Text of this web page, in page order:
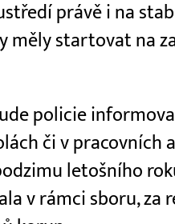
právě i na
měly startovat na
policie
či v pracovních
letošního
v rámci sboru,